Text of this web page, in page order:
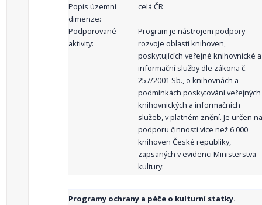
Popis územní
dimenze:
celá ČR
Podporované
aktivity:
Program je nástrojem podpory
rozvoje oblasti knihoven,
poskytujících veřejné knihovnické a
informační služby dle zákona č.
257/2001 Sb., o knihovnách a
podmínkách poskytování veřejných
knihovnických a informačních
služeb, v platném znění. Je určen na
podporu činnosti více než 6 000
knihoven České republiky,
zapsaných v evidenci Ministerstva
kultury.
Programy ochrany a péče o kulturní statky.